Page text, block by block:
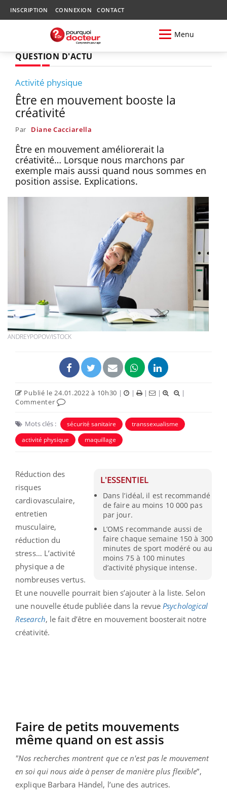
INSCRIPTION CONNEXION CONTACT
Menu
QUESTION D'ACTU
Activité physique
Être en mouvement booste la
créativité
Par Diane Cacciarella
Être en mouvement améliorerait la
créativité… Lorsque nous marchons par
exemple mais aussi quand nous sommes en
position assise. Explications.
ANDREYPOPOV/ISTOCK
Publié le 24.01.2022 à 10h30 | | | |
|
Commenter
Mots clés : sécurité sanitaire
transsexualisme
activité physique
maquillage
L'ESSENTIEL
Dans l’idéal, il est recommandé
de faire au moins 10 000 pas
par jour.
L’OMS recommande aussi de
faire chaque semaine 150 à 300
minutes de sport modéré ou au
moins 75 à 100 minutes
d’activité physique intense.
Réduction des
risques
cardiovasculaire,
entretien
musculaire,
réduction du
stress… L’activité
physique a de
nombreuses vertus.
Et une nouvelle pourrait bien s’ajouter à la liste. Selon
une nouvelle étude publiée dans la revue Psychological
Research, le fait d’être en mouvement boosterait notre
créativité.
Faire de petits mouvements
même quand on est assis
"Nos recherches montrent que ce n'est pas le mouvement
en soi qui nous aide à penser de manière plus flexible”,
explique Barbara Händel, l’une des autrices.